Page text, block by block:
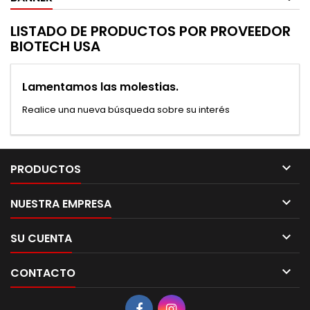
LISTADO DE PRODUCTOS POR PROVEEDOR
BIOTECH USA
Lamentamos las molestias.
Realice una nueva búsqueda sobre su interés
PRODUCTOS 
NUESTRA EMPRESA 
SU CUENTA 
CONTACTO 